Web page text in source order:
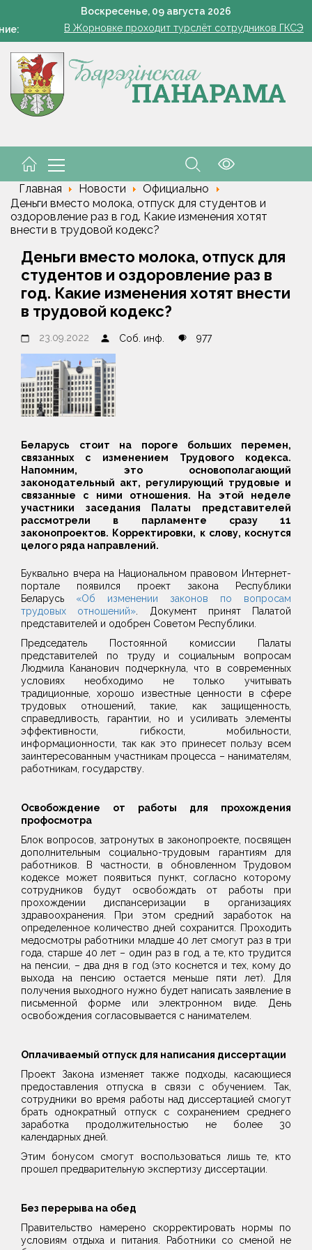
Воскресенье, 09 августа 2026
Всего 1 грамм на ведро — и пустоцветов как не
В Жорновке проходит турслёт сотрудников ГКСЭ
Урожай до ноября: пять культур, которые стоит посеять в
«Модный двор». Чудо, которое всегда рядом
Всего 1 грамм на ведро — и пустоцветов как не
Главная Новости
Официально
Деньги вместо молока, отпуск для студентов и
оздоровление раз в год. Какие изменения хотят
внести в трудовой кодекс?
Деньги вместо молока, отпуск для
студентов и оздоровление раз в
год. Какие изменения хотят внести
в трудовой кодекс?
23.09.2022 Соб. инф. 977
Беларусь стоит на пороге больших перемен,
связанных с изменением Трудового кодекса.
Напомним, это основополагающий
законодательный акт, регулирующий трудовые и
связанные с ними отношения. На этой неделе
участники заседания Палаты представителей
рассмотрели в парламенте сразу 11
законопроектов. Корректировки, к слову, коснутся
целого ряда направлений.
Буквально вчера на Национальном правовом Интернет-
портале появился проект закона Республики
Беларусь «Об изменении законов по вопросам
трудовых отношений» . Документ принят Палатой
представителей и одобрен Советом Республики.
Председатель Постоянной комиссии Палаты
представителей по труду и социальным вопросам
Людмила Кананович подчеркнула, что в современных
условиях необходимо не только учитывать
традиционные, хорошо известные ценности в сфере
трудовых отношений, такие, как защищенность,
справедливость, гарантии, но и усиливать элементы
эффективности, гибкости, мобильности,
информационности, так как это принесет пользу всем
заинтересованным участникам процесса – нанимателям,
работникам, государству.
Освобождение от работы для прохождения
профосмотра
Блок вопросов, затронутых в законопроекте, посвящен
дополнительным социально-трудовым гарантиям для
работников. В частности, в обновленном Трудовом
кодексе может появиться пункт, согласно которому
сотрудников будут освобождать от работы при
прохождении диспансеризации в организациях
здравоохранения. При этом средний заработок на
определенное количество дней сохранится. Проходить
медосмотры работники младше 40 лет смогут раз в три
года, старше 40 лет – один раз в год, а те, кто трудится
на пенсии, – два дня в год (это коснется и тех, кому до
выхода на пенсию остается меньше пяти лет). Для
получения выходного нужно будет написать заявление в
письменной форме или электронном виде. День
освобождения согласовывается с нанимателем.
Оплачиваемый отпуск для написания диссертации
Проект Закона изменяет также подходы, касающиеся
предоставления отпуска в связи с обучением. Так,
сотрудники во время работы над диссертацией смогут
брать однократный отпуск с сохранением среднего
заработка продолжительностью не более 30
календарных дней.
Этим бонусом смогут воспользоваться лишь те, кто
прошел предварительную экспертизу диссертации.
Без перерыва на обед
Правительство намерено скорректировать нормы по
условиям отдыха и питания. Работники со сменой не